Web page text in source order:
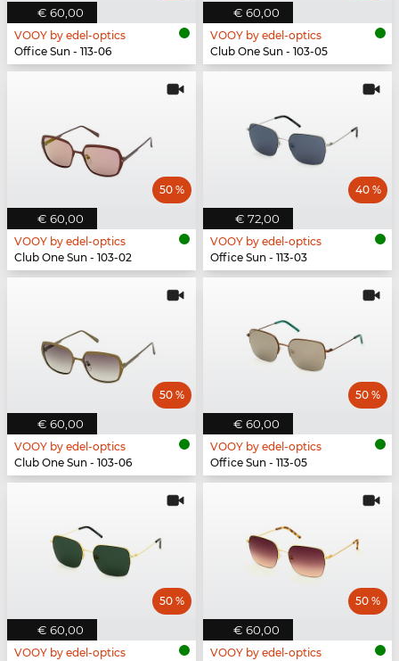
€ 60,00
VOOY by edel-optics
Office Sun - 113-06
€ 60,00
VOOY by edel-optics
Club One Sun - 103-05
€ 60,00
50 %
VOOY by edel-optics
Club One Sun - 103-02
€ 72,00
40 %
VOOY by edel-optics
Office Sun - 113-03
€ 60,00
50 %
VOOY by edel-optics
Club One Sun - 103-06
€ 60,00
50 %
VOOY by edel-optics
Office Sun - 113-05
€ 60,00
50 %
VOOY by edel-optics
€ 60,00
50 %
VOOY by edel-optics